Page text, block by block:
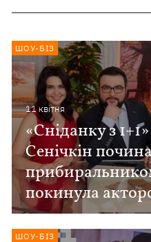
11 квiтня
«Сніданку з
Сенічкін
покинула
ШОУ-БІЗ
ШОУ-БІЗ